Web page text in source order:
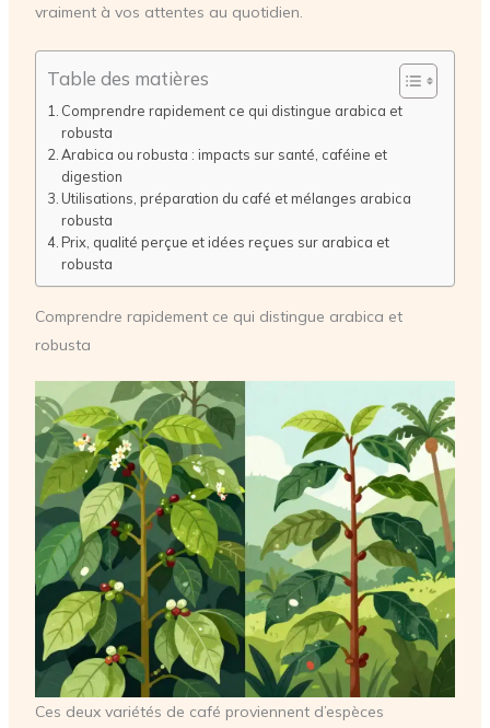
vraiment à vos attentes au quotidien.
Table des matières
Comprendre rapidement ce qui distingue arabica et
robusta
Arabica ou robusta : impacts sur santé, caféine et
digestion
Utilisations, préparation du café et mélanges arabica
robusta
Prix, qualité perçue et idées reçues sur arabica et
robusta
Comprendre rapidement ce qui distingue arabica et
robusta
Ces deux variétés de café proviennent d’espèces